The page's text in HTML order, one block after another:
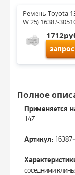
Ремень Toyota
W 25) 16387-
Полное
Применяется
14Z.
Артикул:
соседними